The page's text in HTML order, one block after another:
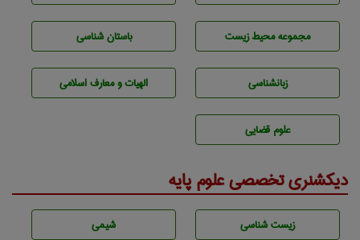
مجموعه محيط زيست باستان شناسی
زبانشناسی الهیات و معارف اسلامی
علوم قضایی
دیکشنری تخصصی علوم پایه
زيست شناسی شيمی